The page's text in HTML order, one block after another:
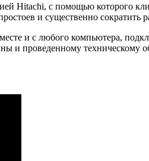
Hitachi, с помощью которого
и существенно сократить
и с любого компьютера,
и проведенному